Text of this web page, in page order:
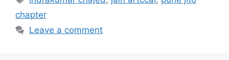
chapter
Leave a comment